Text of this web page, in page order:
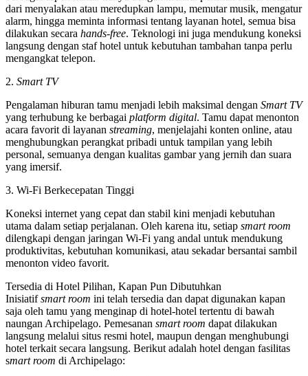
dari menyalakan atau meredupkan lampu, memutar musik, mengatur
alarm, hingga meminta informasi tentang layanan hotel, semua bisa
dilakukan secara hands-free. Teknologi ini juga mendukung koneksi
langsung dengan staf hotel untuk kebutuhan tambahan tanpa perlu
mengangkat telepon.
2. Smart TV
Pengalaman hiburan tamu menjadi lebih maksimal dengan Smart TV
yang terhubung ke berbagai platform digital. Tamu dapat menonton
acara favorit di layanan streaming, menjelajahi konten online, atau
menghubungkan perangkat pribadi untuk tampilan yang lebih
personal, semuanya dengan kualitas gambar yang jernih dan suara
yang imersif.
3. Wi-Fi Berkecepatan Tinggi
Koneksi internet yang cepat dan stabil kini menjadi kebutuhan
utama dalam setiap perjalanan. Oleh karena itu, setiap smart room
dilengkapi dengan jaringan Wi-Fi yang andal untuk mendukung
produktivitas, kebutuhan komunikasi, atau sekadar bersantai sambil
menonton video favorit.
Tersedia di Hotel Pilihan, Kapan Pun Dibutuhkan
Inisiatifsmart room ini telah tersedia dan dapat digunakan kapan
saja oleh tamu yang menginap di hotel-hotel tertentu di bawah
naungan Archipelago. Pemesanan smart room dapat dilakukan
langsung melalui situs resmi hotel, maupun dengan menghubungi
hotel terkait secara langsung. Berikut adalah hotel dengan fasilitas
smart room di Archipelago: